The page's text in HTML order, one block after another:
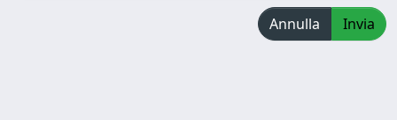
Annulla Invia